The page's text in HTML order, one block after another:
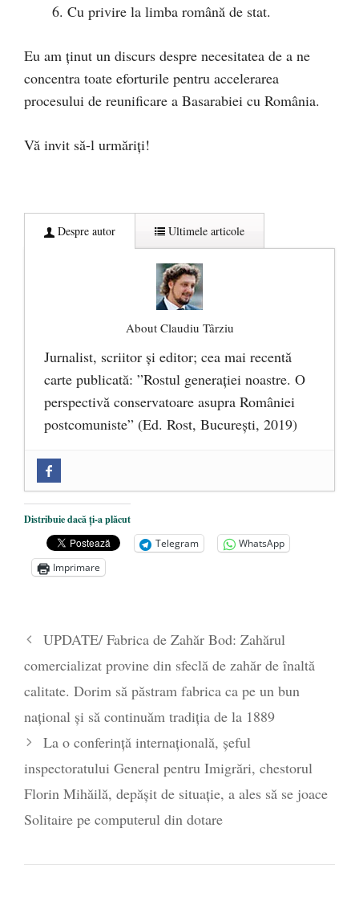
Cu privire la limba română de stat.
Eu am ținut un discurs despre necesitatea de a ne
concentra toate eforturile pentru accelerarea
procesului de reunificare a Basarabiei cu România.
Vă invit să-l urmăriți!
Despre autor Ultimele articole
About Claudiu Târziu
Jurnalist, scriitor şi editor; cea mai recentă
carte publicată: ”Rostul generației noastre. O
perspectivă conservatoare asupra României
postcomuniste” (Ed. Rost, București, 2019)
Târziu cere anchetă a Parchetului
European și reforme pentru a bloca
achizițiile la suprapreț - 13 august 2025
Dragi prieteni din Constanța
protejeze resursele - 11 august 2025
Distribuie dacă ți-a plăcut
Telegram
WhatsApp
Imprimare
UPDATE/ Fabrica de Zahăr Bod: Zahărul
comercializat provine din sfeclă de zahăr de înaltă
calitate. Dorim să păstram fabrica ca pe un bun
național și să continuăm tradiția de la 1889
La o conferință internațională, șeful
inspectoratului General pentru Imigrări, chestorul
Florin Mihăilă, depășit de situație, a ales să se joace
Solitaire pe computerul din dotare